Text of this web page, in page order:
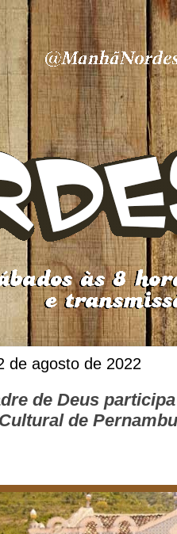
de agosto de 2022
de Deus
de